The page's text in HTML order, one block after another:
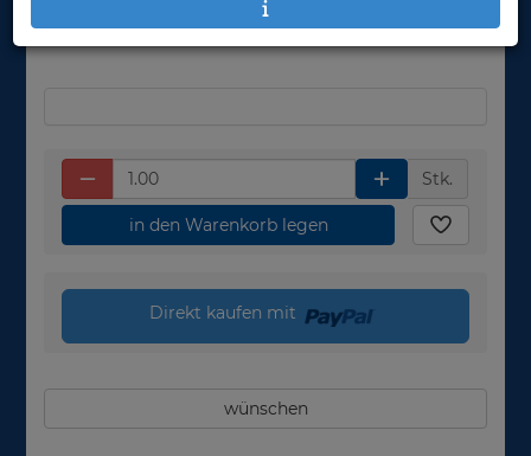
Stk.
in den Warenkorb legen
Direkt kaufen mit
wünschen